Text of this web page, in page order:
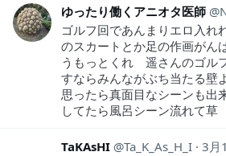
ゆったり働くアニオタ医師
ゴルフ回であんまりエロ入れ
のスカートとか足の作画がん
うもっとくれ 遥さんのゴル
すならみんながぶち当たる
思ったら真面目なシーンも
してたら風呂シーン流れて草
TaKAsHI Ta_K_As_H_I 3月